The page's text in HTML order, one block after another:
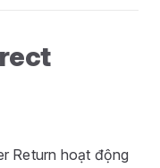
Return hoạt động